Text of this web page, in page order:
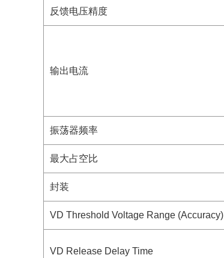
反馈电压精度
输出电流
振荡器频率
最大占空比
封装
VD Threshold Voltage Range (Accuracy)
VD Release Delay Time